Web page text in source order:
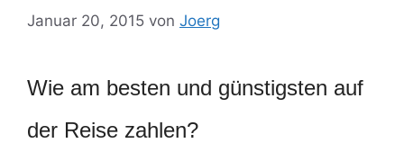
Januar 20, 2015 von Joerg
Wie am besten und günstigsten auf
der Reise zahlen?